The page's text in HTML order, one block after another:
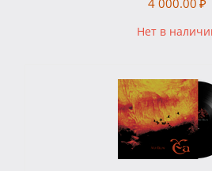
4 000.00 ₽
Нет в